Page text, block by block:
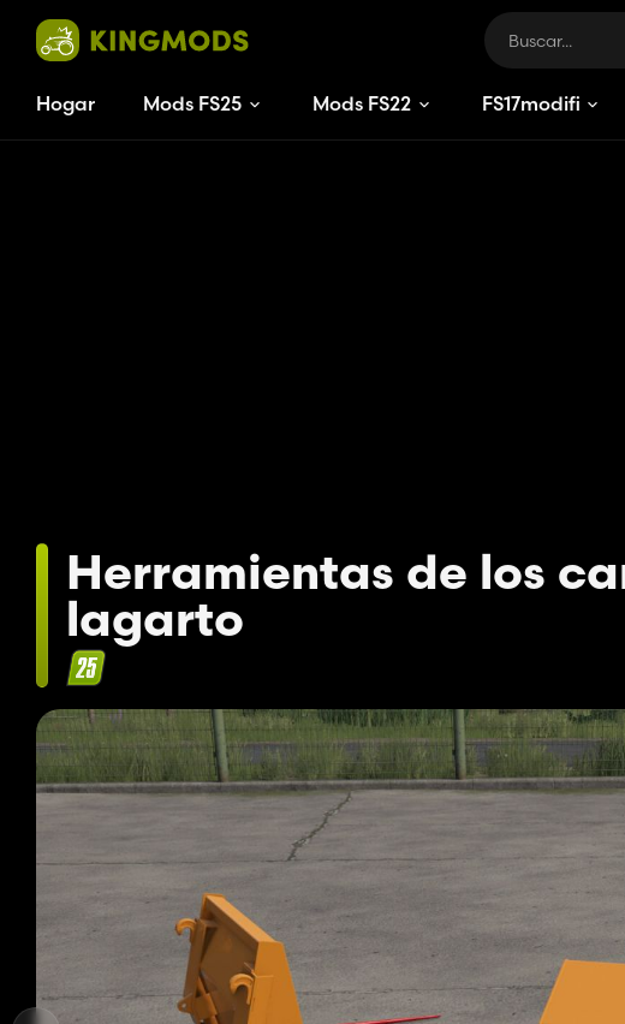
Hogar Mods FS25 Mods FS22 FS17
Herramientas de los
lagarto